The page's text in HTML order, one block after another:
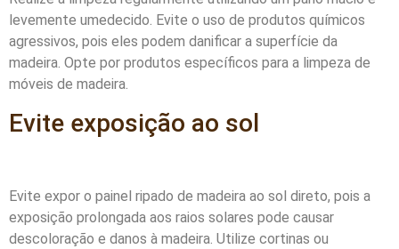
levemente umedecido. Evite o uso de produtos químicos
agressivos, pois eles podem danificar a superfície da
madeira. Opte por produtos específicos para a limpeza de
móveis de madeira.
Evite exposição ao sol
Evite expor o painel ripado de madeira ao sol direto, pois a
exposição prolongada aos raios solares pode causar
descoloração e danos à madeira. Utilize cortinas ou